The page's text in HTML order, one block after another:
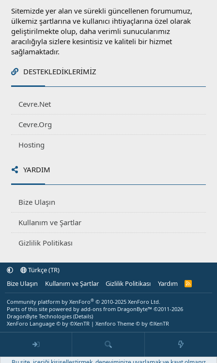
Sitemizde yer alan ve sürekli güncellenen forumumuz,
ülkemiz şartlarına ve kullanıcı ihtiyaçlarına özel olarak
geliştirilmekte olup, daha verimli sunucularımız
aracılığıyla sizlere kesintisiz ve kaliteli bir hizmet
sağlamaktadır.
DESTEKLEDIKLERIMIZ
Cevre.Net
Cevre.Org
Hosting
YARDIM
Bize Ulaşın
Kullanım ve Şartlar
Gizlilik Politikası
Türkçe (TR)
Bize Ulaşın
Kullanım ve Şartlar Gizlilik Politikası Yardım
R
Community platform by XenForo® © 2010-2025 XenForo Ltd.
Parts of this site powered by add-ons from DragonByte™ ©2011-2026
DragonByte Technologies (Details)
XenForo Language © by ©XenTR | Xenforo Theme © by ©XenTR